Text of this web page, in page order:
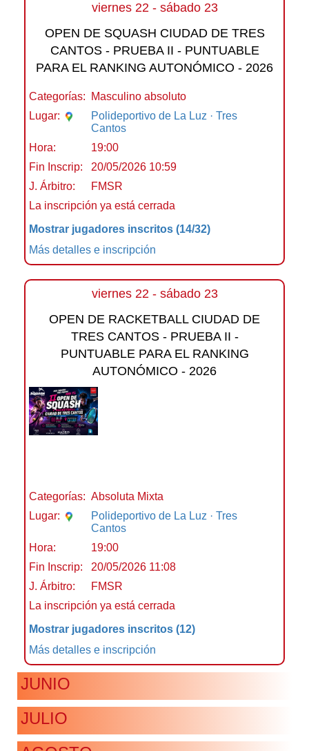
viernes 22 - sábado 23
OPEN DE SQUASH CIUDAD DE TRES
CANTOS - PRUEBA II - PUNTUABLE
PARA EL RANKING AUTONÓMICO - 2026
Categorías:
Masculino absoluto
Lugar:
Polideportivo de La Luz · Tres
Cantos
Hora:
19:00
Fin Inscrip:
20/05/2026 10:59
J. Árbitro:
FMSR
La inscripción ya está cerrada
Mostrar jugadores inscritos (14/32)
Más detalles e inscripción
viernes 22 - sábado 23
OPEN DE RACKETBALL CIUDAD DE
TRES CANTOS - PRUEBA II -
PUNTUABLE PARA EL RANKING
AUTONÓMICO - 2026
Categorías: Absoluta Mixta
Lugar:
Polideportivo de La Luz · Tres
Cantos
Hora:
19:00
Fin Inscrip:
20/05/2026 11:08
J. Árbitro:
FMSR
La inscripción ya está cerrada
Mostrar jugadores inscritos (12)
Más detalles e inscripción
JUNIO
JULIO